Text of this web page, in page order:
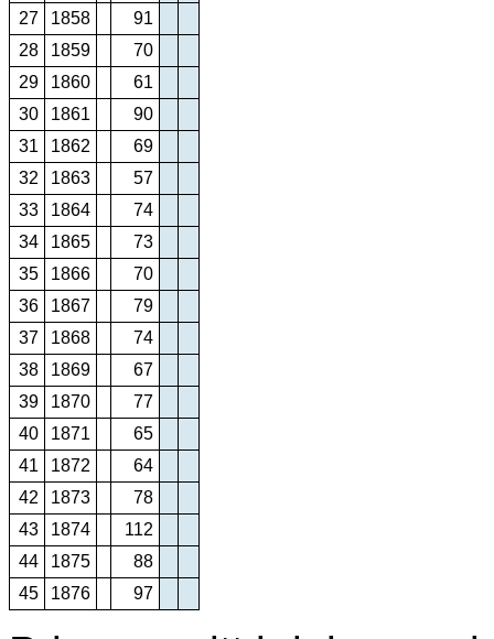
27
1858
91
28
1859
70
29
1860
61
30
1861
90
31
1862
69
32
1863
57
33
1864
74
34
1865
73
35
1866
70
36
1867
79
37
1868
74
38
1869
67
39
1870
77
40
1871
65
41
1872
64
42
1873
78
43
1874
112
44
1875
88
45
1876 97